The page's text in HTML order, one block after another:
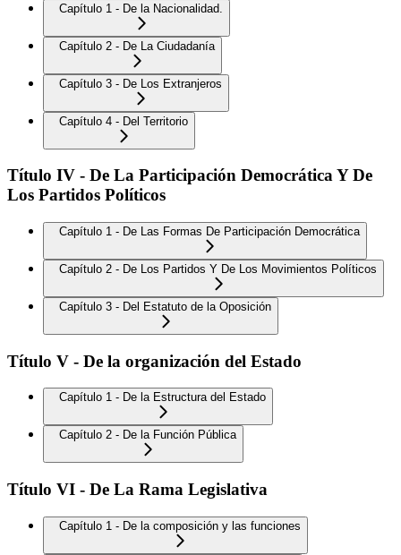
Capítulo 1 - De la Nacionalidad.
Capítulo 2 - De La Ciudadanía
Capítulo 3 - De Los Extranjeros
Capítulo 4 - Del Territorio
Título IV - De La Participación Democrática Y De
Los Partidos Políticos
Capítulo 1 - De Las Formas De Participación Democrática
Capítulo 2 - De Los Partidos Y De Los Movimientos Políticos
Capítulo 3 - Del Estatuto de la Oposición
Título V - De la organización del Estado
Capítulo 1 - De la Estructura del Estado
Capítulo 2 - De la Función Pública
Título VI - De La Rama Legislativa
Capítulo 1 - De la composición y las funciones